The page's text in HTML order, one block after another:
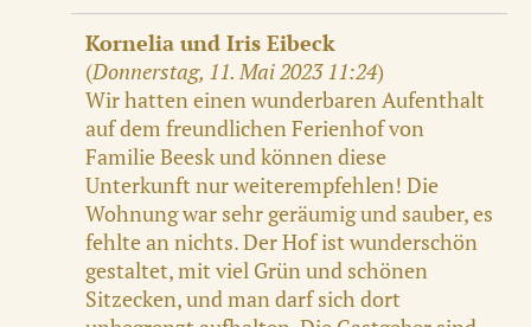
Kornelia und Iris Eibeck
(Donnerstag, 11. Mai 2023 11:24)
Wir hatten einen wunderbaren Aufenthalt
auf dem freundlichen Ferienhof von
Familie Beesk und können diese
Unterkunft nur weiterempfehlen! Die
Wohnung war sehr geräumig und sauber, es
fehlte an nichts. Der Hof ist wunderschön
gestaltet, mit viel Grün und schönen
Sitzecken, und man darf sich dort